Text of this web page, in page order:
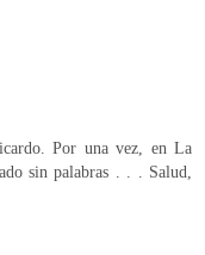
Por una vez, en La
sin palabras . . . Salud,